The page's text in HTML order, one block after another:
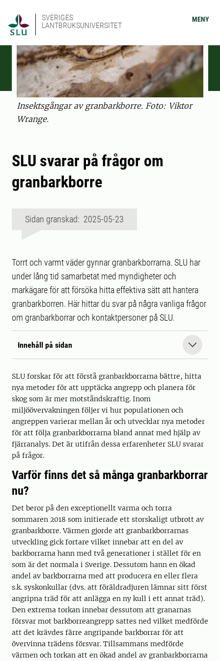
SVERIGES
LANTBRUKSUNIVERSITET
MENY
Insektsgångar av granbarkborre. Foto: Viktor
Wrange.
SLU svarar på frågor om
granbarkborre
Sidan granskad: 2025-05-23
Torrt och varmt väder gynnar granbarkborrarna. SLU har
under lång tid samarbetat med myndigheter och
markägare för att försöka hitta effektiva sätt att hantera
granbarkborren. Här hittar du svar på några vanliga frågor
om granbarkborrar och kontaktpersoner på SLU.
Innehåll på sidan
SLU forskar för att förstå granbarkborrarna bättre, hitta
nya metoder för att upptäcka angrepp och planera för
skog som är mer motståndskraftig. Inom
miljöövervakningen följer vi hur populationen och
angreppen varierar mellan år och utvecklar nya metoder
för att följa granbarkborrarna bland annat med hjälp av
fjärranalys. Det är utifrån dessa erfarenheter SLU svarar
på frågor.
Varför finns det så många granbarkborrar
nu?
Det beror på den exceptionellt varma och torra
sommaren 2018 som initierade ett storskaligt utbrott av
granbarkborre. Värmen gjorde att granbarkborrarnas
utveckling gick fortare vilket innebar att en del av
barkborrarna hann med två generationer i stället för en
som är det normala i Sverige. Dessutom hann en ökad
andel av barkborrarna med att producera en eller flera
s.k. syskonkullar (dvs. att föräldradjuren lämnar sitt först
angripna träd för att anlägga en ny kull i ett annat träd).
Den extrema torkan innebar dessutom att granarnas
försvar mot barkborreangrepp sattes ned vilket medförde
att det krävdes färre angripande barkborrar för att
övervinna trädens försvar. Tillsammans medförde
värmen och torkan att en ökad andel av granbarkborrarna